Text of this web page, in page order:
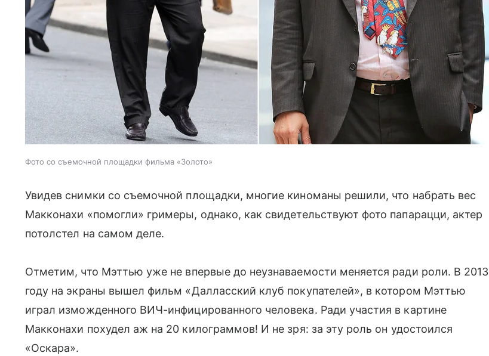
Фото со съемочной площадки фильма «Золото»
Увидев снимки со съемочной площадки, многие киноманы решили, что набрать вес
Макконахи «помогли» гримеры, однако, как свидетельствуют фото папарацци, актер
потолстел на самом деле.
Отметим, что Мэттью уже не впервые до неузнаваемости меняется ради роли. В 2013
году на экраны вышел фильм «Далласский клуб покупателей», в котором Мэттью
играл изможденного ВИЧ-инфицированного человека. Ради участия в картине
Макконахи похудел аж на 20 килограммов! И не зря: за эту роль он удостоился
«Оскара».